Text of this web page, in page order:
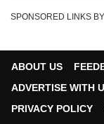
SPONSORED LINKS
ABOUT US
ADVERTISE WITH
PRIVACY POLICY